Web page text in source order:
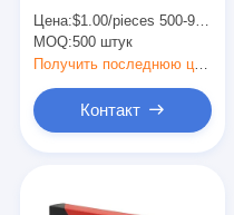
для замораживания
Цена:$1.00/pieces 500-999 pieces
MOQ:500 штук
Получить последнюю цену
Контакт